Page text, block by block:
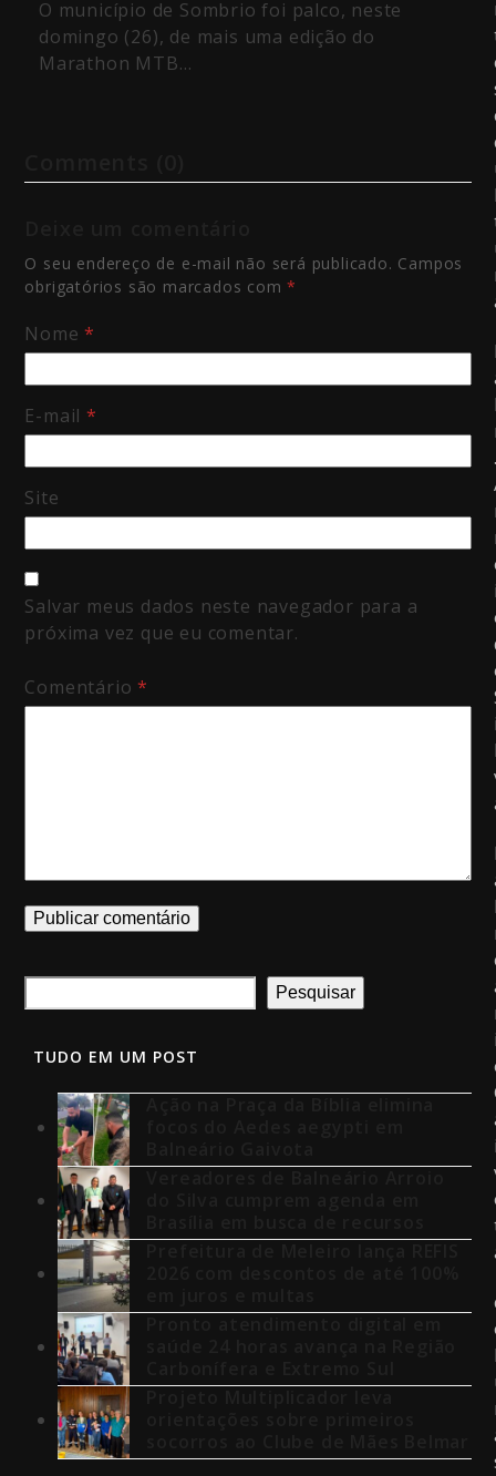
O município de Sombrio foi palco, neste
domingo (26), de mais uma edição do
Marathon MTB…
O seu endereço de e-mail não será publicado. Campos
obrigatórios são marcados com*
Nome*
E-mail*
Site
Salvar meus dados neste navegador para a
próxima vez que eu comentar.
Comentário*
Pesquisar
TUDO EM UM POST